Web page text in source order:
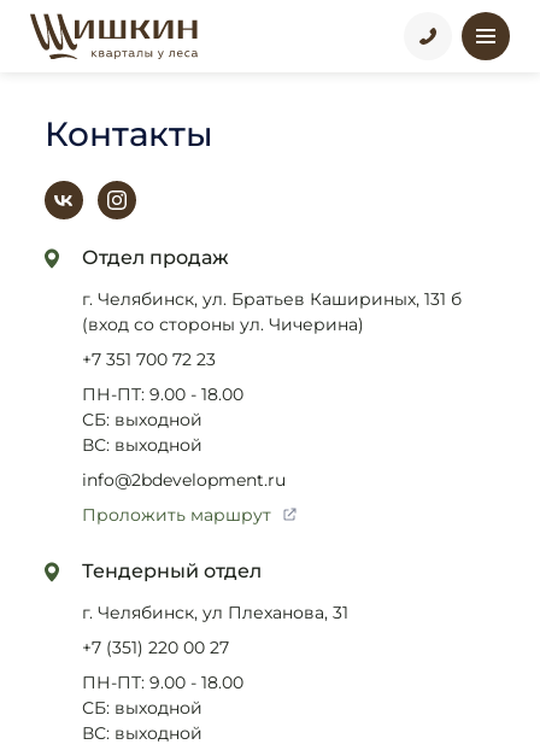
Контакты
Отдел продаж
г. Челябинск, ул. Братьев Кашириных, 131 б
(вход со стороны ул. Чичерина)
+7 351 700 72 23
ПН-ПТ: 9.00 - 18.00
СБ: выходной
ВС: выходной
info@2bdevelopment.ru
Проложить маршрут
Тендерный отдел
г. Челябинск, ул Плеханова, 31
+7 (351) 220 00 27
ПН-ПТ: 9.00 - 18.00
СБ: выходной
ВС: выходной